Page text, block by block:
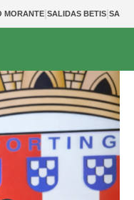
MORANTE|SALIDAS BETIS|